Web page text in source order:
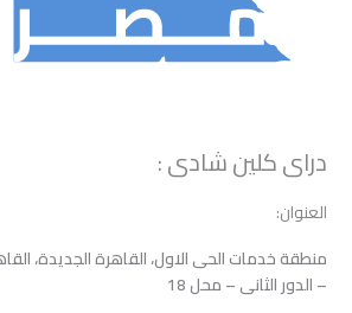
دراى كلين شادى :
العنوان:
منطقة خدمات الحى الاول، القاهرة الجديدة،
– الدور الثانى – محل 18